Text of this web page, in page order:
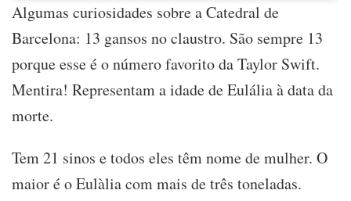
Algumas curiosidades sobre a Catedral de
Barcelona: 13 gansos no claustro. São sempre 13
porque esse é o número favorito da Taylor Swift.
Mentira! Representam a idade de Eulália à data da
morte.
Tem 21 sinos e todos eles têm nome de mulher. O
maior é o Eulàlia com mais de três toneladas.